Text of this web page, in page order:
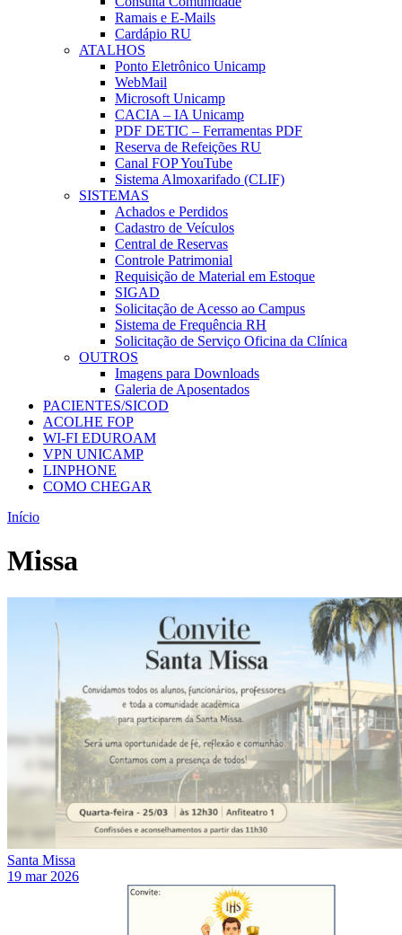
Ramais e E-Mails
Cardápio RU
ATALHOS
Ponto Eletrônico Unicamp
WebMail
Microsoft Unicamp
CACIA – IA Unicamp
PDF DETIC – Ferramentas PDF
Reserva de Refeições RU
Canal FOP YouTube
Sistema Almoxarifado (CLIF)
SISTEMAS
Achados e Perdidos
Cadastro de Veículos
Central de Reservas
Controle Patrimonial
Requisição de Material em Estoque
SIGAD
Solicitação de Acesso ao Campus
Sistema de Frequência RH
Solicitação de Serviço Oficina da Clínica
OUTROS
Imagens para Downloads
Galeria de Aposentados
PACIENTES/SICOD
ACOLHE FOP
WI-FI EDUROAM
VPN UNICAMP
LINPHONE
COMO CHEGAR
Início
Missa
Santa Missa
19 mar 2026